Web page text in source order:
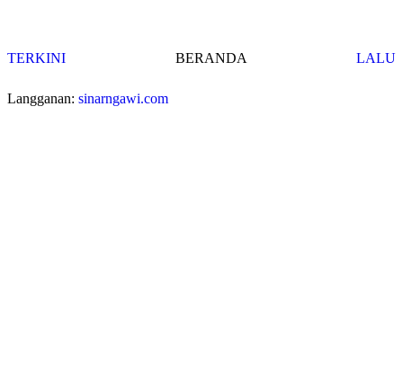
TERKINI LALU
BERANDA
Langganan: sinarngawi.com